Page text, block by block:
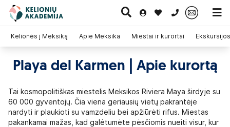
0 700 11007
Kelionės į Meksiką Apie Meksika Miestai ir kurortai
Playa del Karmen | Apie kurortą
Tai kosmopolitiškas miestelis Meksikos Riviera Maya širdyje su
60 000 gyventojų. Čia viena geriausių vietų pakrantėje
nardyti ir plaukioti su vamzdeliu bei apžiūrėti rifus. Miestas
pakankamai mažas, kad galėtumėte pėsčiomis nueiti visur, kur